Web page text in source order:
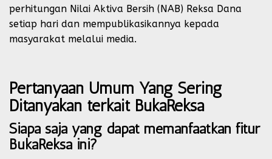
perhitungan Nilai Aktiva Bersih (NAB) Reksa Dana
setiap hari dan mempublikasikannya kepada
masyarakat melalui media.
Pertanyaan Umum Yang Sering
Ditanyakan terkait BukaReksa
Siapa saja yang dapat memanfaatkan fitur
BukaReksa ini?